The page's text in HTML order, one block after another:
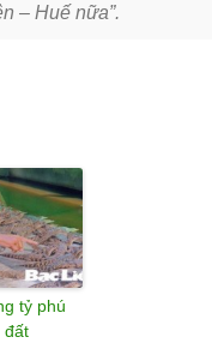
– Huế nữa”.
tỷ phú
đất